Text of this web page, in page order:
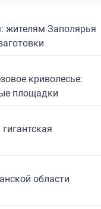
жителям Заполярья
криволесье:
площадки
области